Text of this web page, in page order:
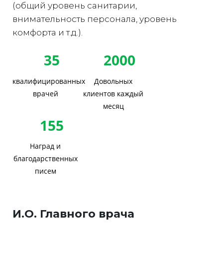
(общий уровень санитарии,
внимательность персонала, уровень
комфорта и т.д.).
35
квалифицированных
врачей
2000
Довольных
клиентов каждый
месяц
155
Наград и
благодарственных
писем
И.О. Главного врача